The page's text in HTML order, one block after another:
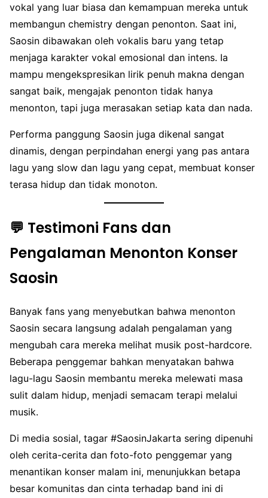
vokal yang luar biasa dan kemampuan mereka untuk
membangun chemistry dengan penonton. Saat ini,
Saosin dibawakan oleh vokalis baru yang tetap
menjaga karakter vokal emosional dan intens. Ia
mampu mengekspresikan lirik penuh makna dengan
sangat baik, mengajak penonton tidak hanya
menonton, tapi juga merasakan setiap kata dan nada.
Performa panggung Saosin juga dikenal sangat
dinamis, dengan perpindahan energi yang pas antara
lagu yang slow dan lagu yang cepat, membuat konser
terasa hidup dan tidak monoton.
💬 Testimoni Fans dan
Pengalaman Menonton Konser
Saosin
Banyak fans yang menyebutkan bahwa menonton
Saosin secara langsung adalah pengalaman yang
mengubah cara mereka melihat musik post-hardcore.
Beberapa penggemar bahkan menyatakan bahwa
lagu-lagu Saosin membantu mereka melewati masa
sulit dalam hidup, menjadi semacam terapi melalui
musik.
Di media sosial, tagar #SaosinJakarta sering dipenuhi
oleh cerita-cerita dan foto-foto penggemar yang
menantikan konser malam ini, menunjukkan betapa
besar komunitas dan cinta terhadap band ini di